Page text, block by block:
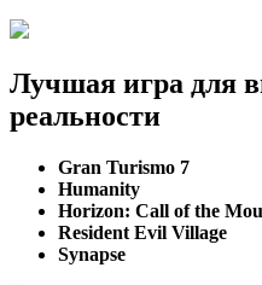
Лучшая игра для
реальности
Gran Turismo 7
Humanity
Horizon: Call of the
Resident Evil Village
Synapse